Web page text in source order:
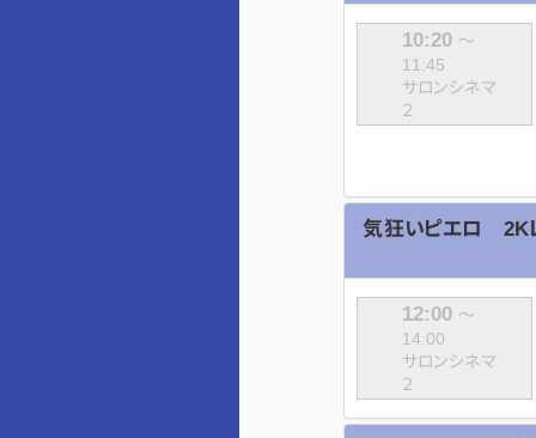
10:20 ～
11:45
サロンシネマ
２
気狂いピエロ 2K
12:00 ～
14:00
サロンシネマ
２